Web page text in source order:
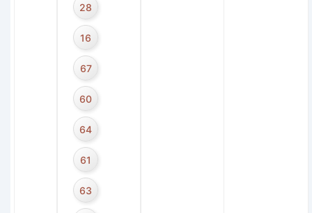
28
16
67
60
64
61
63